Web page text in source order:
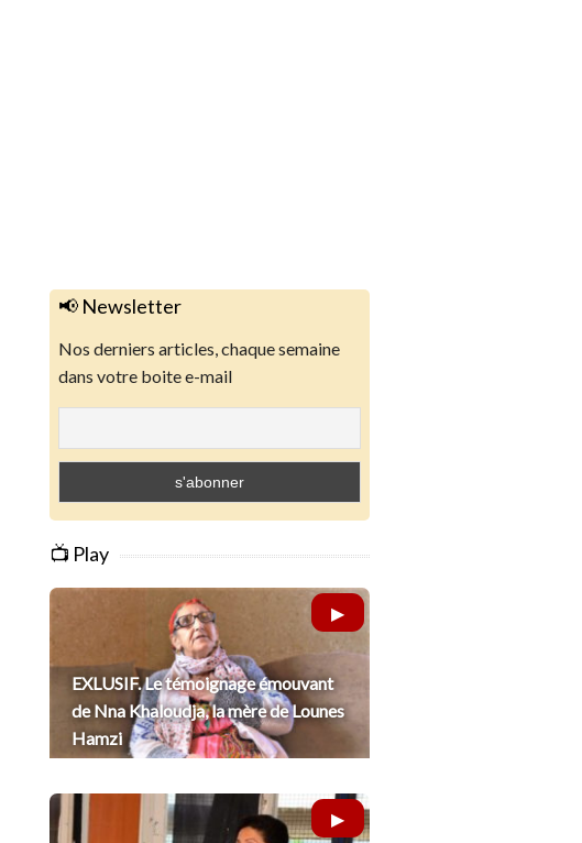
📢 Newsletter
Nos derniers articles, chaque semaine
dans votre boite e-mail
📺 Play
EXLUSIF. Le témoignage émouvant
de Nna Khaloudja, la mère de Lounes
Hamzi